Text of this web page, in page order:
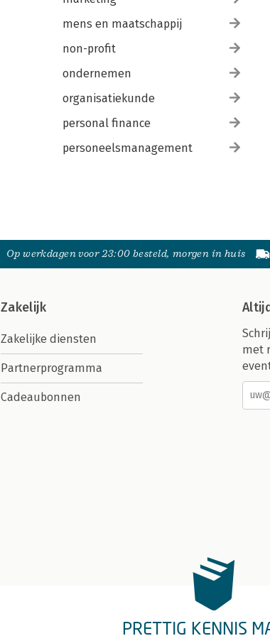
mens en maatschappij
non-profit
ondernemen
organisatiekunde
personal finance
personeelsmanagement
Op werkdagen voor 23:00 besteld, morgen in huis
Zakelijk
Zakelijke diensten
Partnerprogramma
Cadeaubonnen
met
PRETTIG KENNIS